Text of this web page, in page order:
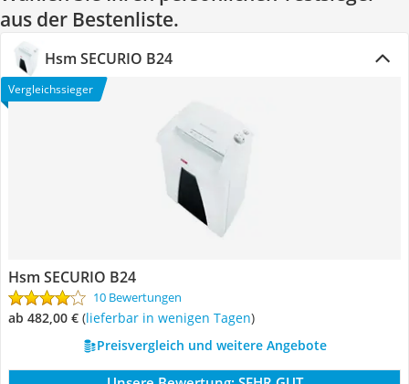
aus der Bestenliste.
Hsm SECURIO B24
Vergleichssieger
Hsm SECURIO B24
10 Bewertungen
ab 482,00 € ( Lieferbar in wenigen Tagen)
Preisvergleich und weitere Angebote